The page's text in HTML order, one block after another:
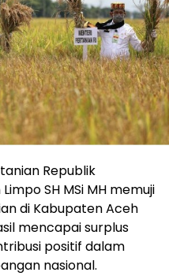
Republik
SH MSi MH memuji
di Kabupaten Aceh
mencapai surplus
positif dalam
nasional.